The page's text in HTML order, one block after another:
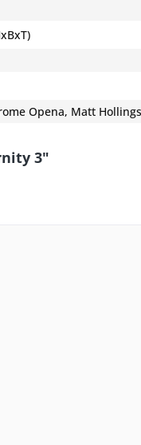
Opena, Matt
3"